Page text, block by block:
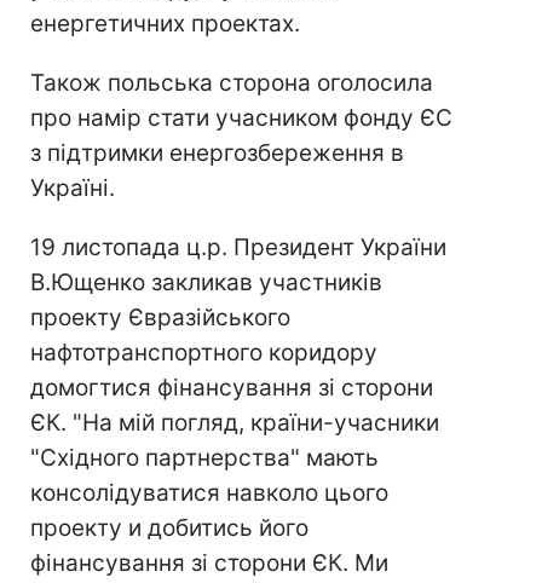
енергетичних проектах.
Також польська сторона оголосила
про намір стати учасником фонду ЄС
з підтримки енергозбереження в
Україні.
19 листопада ц.р. Президент України
В.Ющенко закликав участників
проекту Євразійського
нафтотранспортного коридору
домогтися фінансування зі сторони
ЄК. "На мій погляд, країни-учасники
"Східного партнерства" мають
консолідуватися навколо цього
проекту и добитись його
фінансування зі сторони ЄК. Ми